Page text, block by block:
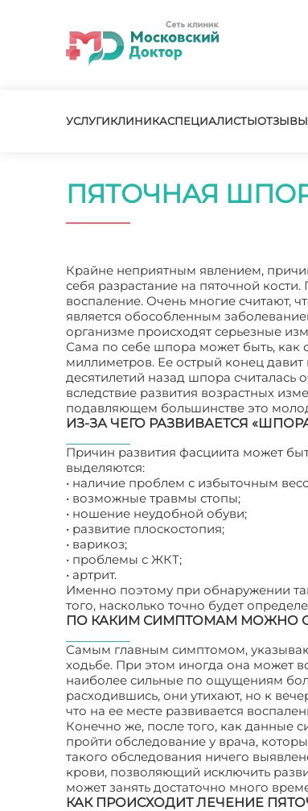
УСЛУГИКЛИНИКАСПЕЦИАЛИСТЫОТЗЫВЫ
ПЯТОЧНАЯ
Крайне неприятным явлением,
себя разрастание на пяточной
воспаление. Очень многие считают,
является обособленным
организме происходят серьезные
Сама по себе шпора может быть, как
миллиметров. Ее острый конец
десятилетий назад шпора считалась
вследствие развития возрастных
подавляющем большинстве это
ИЗ-ЗА ЧЕГО РАЗВИВАЕТСЯ
Причин развития фасциита может
выделяются:
• наличие проблем с избыточным
• возможные травмы стопы;
• ношение неудобной обуви;
• развитие плоскостопия;
• варикоз;
• проблемы с ЖКТ;
• артрит.
Именно поэтому при обнаружении
того, насколько точно будет
ПО КАКИМ СИМПТОМАМ МОЖНО
Самым главным симптомом,
ходьбе. При этом иногда она может
наиболее сильные по ощущениям
расходившись, они утихают, но к
что на ее месте развивается
Конечно же, после того, как данные
пройти обследование у врача,
такого обследования ничего
крови, позволяющий исключить
может занять достаточно много
КАК ПРОИСХОДИТ ЛЕЧЕНИЕ